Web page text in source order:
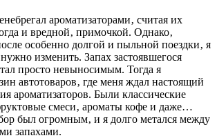
ароматизаторами‚ считая их
и вредной‚ примочкой. Однако‚
особенно долгой и пыльной поездки‚ я
изменить. Запах застоявшегося
просто невыносимым. Тогда я
автотоваров‚ где меня ждал настоящий
ароматизаторов. Были классические
смеси‚ ароматы кофе и даже…
был огромным‚ и я долго метался между
запахами.